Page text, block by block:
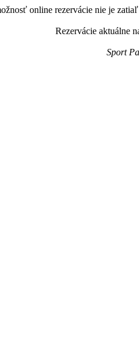
online rezervácie nie je
Rezervácie aktuálne
Sport